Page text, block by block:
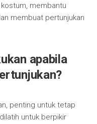
membantu
membuat pertunjukan
apabila
penting untuk tetap
untuk berpikir